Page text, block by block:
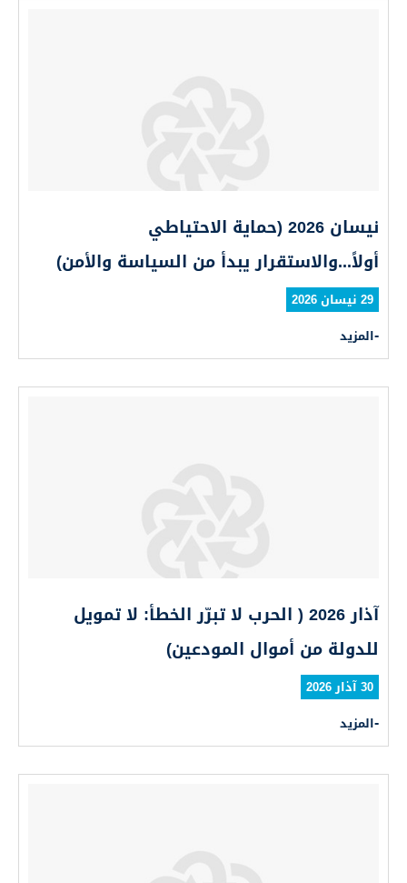
نيسان 2026 (حماية الاحتياطي
أولاً...والاستقرار يبدأ من السياسة والأمن)
29 نيسان 2026
المزيد
آذار 2026 ( الحرب لا تبرّر الخطأ: لا تمويل
للدولة من أموال المودعين)
30 آذار 2026
المزيد